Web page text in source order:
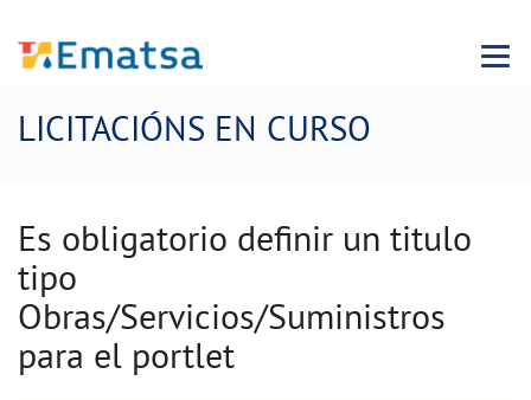
Menu
LICITACIÓNS EN CURSO
Es obligatorio definir un titulo
tipo
Obras/Servicios/Suministros
para el portlet